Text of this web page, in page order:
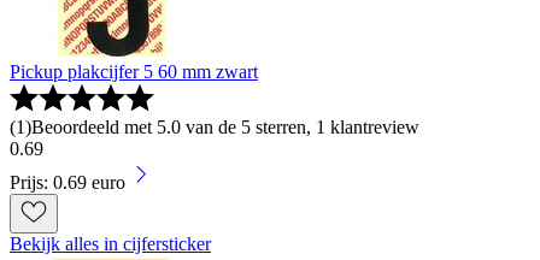
Pickup plakcijfer 5 60 mm zwart
(1)Beoordeeld met 5.0 van de 5 sterren, 1 klantreview
0.69
Prijs: 0.69 euro
Bekijk alles in cijfersticker